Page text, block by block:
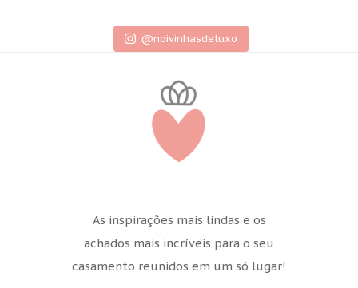
@noivinhasdeluxo
As inspirações mais lindas e os
achados mais incríveis para o seu
casamento reunidos em um só lugar!